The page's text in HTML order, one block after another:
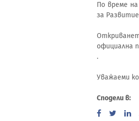
По време
за
официална
.
Уважаеми
Сподели в: